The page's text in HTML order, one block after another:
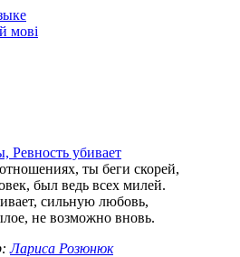
мові
Ревность убивает
ты беги скорей,
был ведь всех милей.
сильную любовь,
не возможно вновь.
Лариса Розюнюк